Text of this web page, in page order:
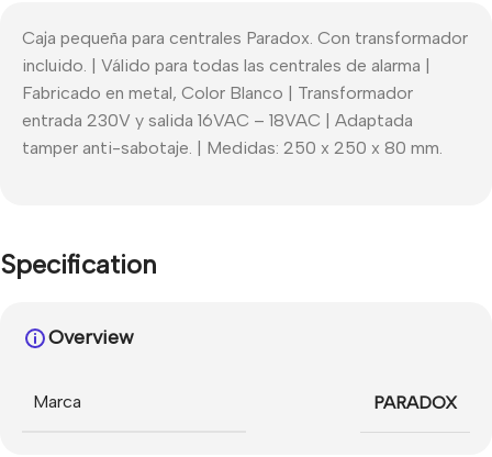
Caja pequeña para centrales Paradox. Con transformador
incluido. | Válido para todas las centrales de alarma |
Fabricado en metal, Color Blanco | Transformador
entrada 230V y salida 16VAC – 18VAC | Adaptada
tamper anti-sabotaje. | Medidas: 250 x 250 x 80 mm.
Specification
Overview
Marca PARADOX